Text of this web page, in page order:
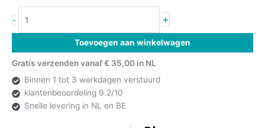
- +
Toevoegen aan winkelwagen
Gratis verzenden vanaf € 35,00 in NL
Binnen 1 tot 3 werkdagen verstuurd
klantenbeoordeling 9.2/10
Snelle levering in NL en BE